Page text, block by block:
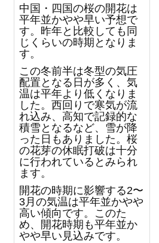
中国・四国の桜の開花は
平年並かやや早い予想で
す。昨年と比較しても同
じくらいの時期となりま
す。
この冬前半は冬型の気圧
配置となる日が多く、気
温は平年より低くなりま
した。西回りで寒気が流
れ込み、高知で記録的な
積雪となるなど、雪が降
った日もありました。桜
の花芽の休眠打破は十分
に行われているとみられ
ます。
開花の時期に影響する2〜
3月の気温は平年並かやや
高い傾向です。このた
め、開花時期も平年並か
やや早い見込みです。